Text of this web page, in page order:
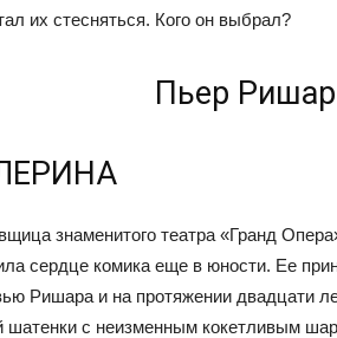
их стесняться. Кого он выбрал?
знаменитого театра «Гранд
сердце комика еще в юности. Ее
Ришара и на протяжении двадцати
шатенки с неизменным кокетливым